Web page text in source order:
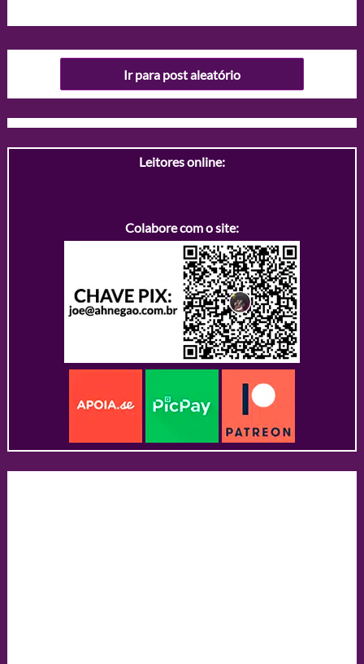
Ir para post aleatório
Leitores online:
Colabore com o site: